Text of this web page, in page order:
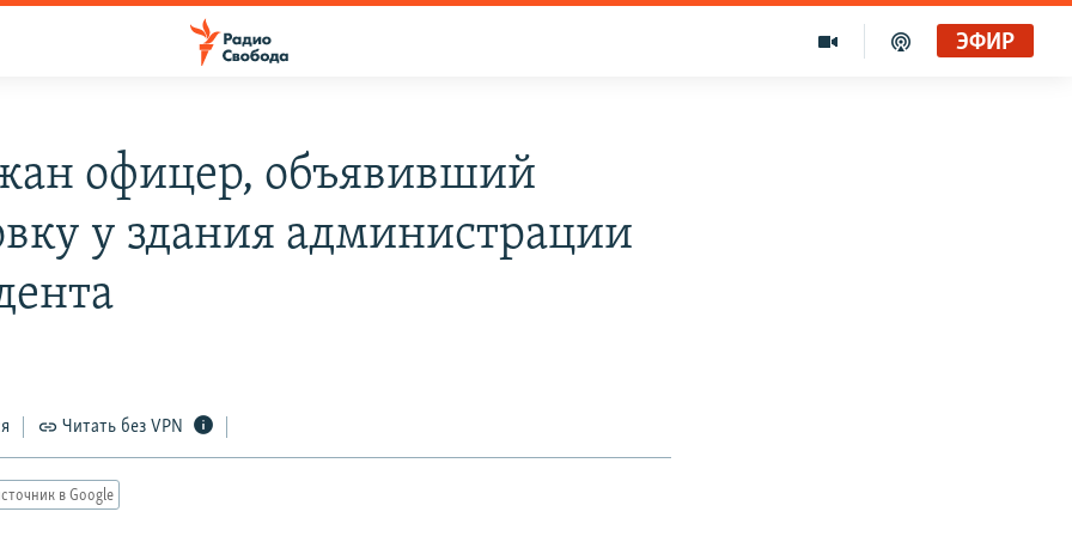
ЭФИР
офицер, объявивший
у здания администрации
Читать без VPN
в Google